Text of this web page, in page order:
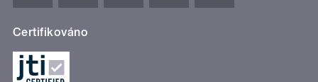
Certifikováno